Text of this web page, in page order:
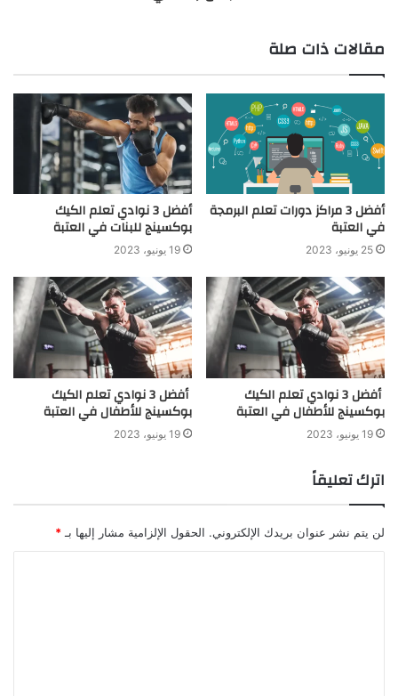
مقالات ذات صلة
أفضل 3 مراكز دورات تعلم البرمجة
في العتبة
25 يونيو، 2023
أفضل 3 نوادي تعلم الكيك
بوكسينج للبنات في العتبة
19 يونيو، 2023
أفضل 3 نوادي تعلم الكيك
بوكسينج للأطفال في العتبة
19 يونيو، 2023
أفضل 3 نوادي تعلم الكيك
بوكسينج للأطفال في العتبة
19 يونيو، 2023
اترك تعليقاً
لن يتم نشر عنوان بريدك الإلكتروني. الحقول الإلزامية مشار إليها بـ *